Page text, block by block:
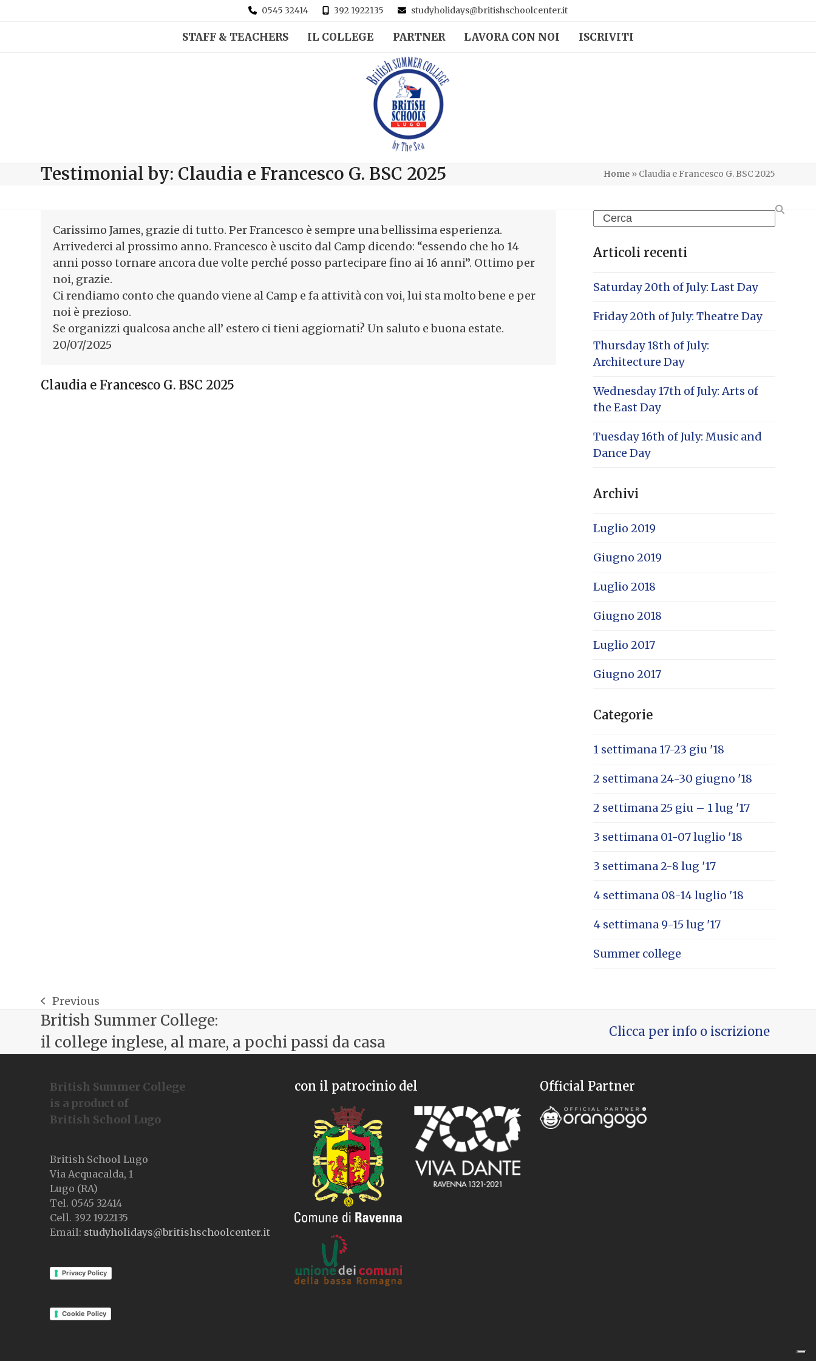
0545 32414 392 1922135 studyholidays@britishschoolcenter.it
STAFF & TEACHERS IL COLLEGE PARTNER LAVORA CON NOI ISCRIVITI
Testimonial by: Claudia e Francesco G. BSC 2025 Home» Claudia e Francesco G. BSC 2025
Carissimo James, grazie di tutto. Per Francesco è sempre una bellissima esperienza.
Arrivederci al prossimo anno. Francesco è uscito dal Camp dicendo: “essendo che ho 14
anni posso tornare ancora due volte perché posso partecipare fino ai 16 anni”. Ottimo per
noi, grazie.
Ci rendiamo conto che quando viene al Camp e fa attività con voi, lui sta molto bene e per
noi è prezioso.
Se organizzi qualcosa anche all’ estero ci tieni aggiornati? Un saluto e buona estate.
20/07/2025
Claudia e Francesco G. BSC 2025
Search
Articoli recenti
Saturday 20th of July: Last Day
Friday 20th of July: Theatre Day
Thursday 18th of July:
Architecture Day
Wednesday 17th of July: Arts of
the East Day
Tuesday 16th of July: Music and
Dance Day
Archivi
Luglio 2019
Giugno 2019
Luglio 2018
Giugno 2018
Luglio 2017
Giugno 2017
Categorie
1 settimana 17-23 giu '18
2 settimana 24-30 giugno '18
2 settimana 25 giu – 1 lug '17
3 settimana 01-07 luglio '18
3 settimana 2-8 lug '17
4 settimana 08-14 luglio '18
4 settimana 9-15 lug '17
Summer college
post
precedente:
Previous
British Summer College:
il college inglese, al mare, a pochi passi da casa
Clicca per info o iscrizione
British Summer College
is a product of
British School Lugo
British School Lugo
Via Acquacalda, 1
Lugo (RA)
Tel. 0545 32414
Cell. 392 1922135
Email: studyholidays@britishschoolcenter.it
Privacy Policy
Cookie Policy
con il patrocinio del Official Partner